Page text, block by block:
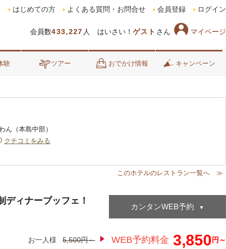
会員数433,227 人 はいさい！ ゲスト さん マイページ
はじめての方 よくある質問・お問合せ 会員登録 ログイン
験 ツアー おでかけ情報 キャンペーン
ん（本島中部）
クチコミをみる
カンタンWEB予約
ディナーブッフェ！
お一人様 5,500円～ WEB予約料金 3,850 円～